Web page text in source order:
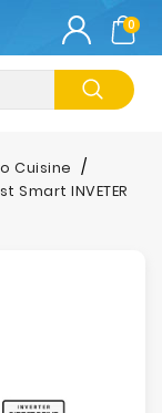
0
Cuisine
Smart INVETER